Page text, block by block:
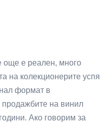
още е реален, много
на колекционерите успя
формат в
на винил
Ако говорим за